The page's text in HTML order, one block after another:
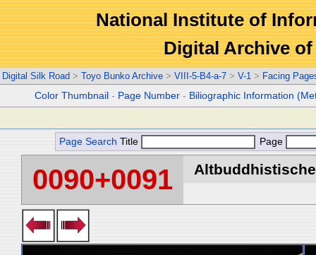
National Institute of
Digital Archive
Digital Silk Road > Toyo Bunko Archive > VIII-5-B4-a-7 > V-1 > Facing
Color Thumbnail - Page Number - Biliographic Information
Page Search Title Page
0090+0091